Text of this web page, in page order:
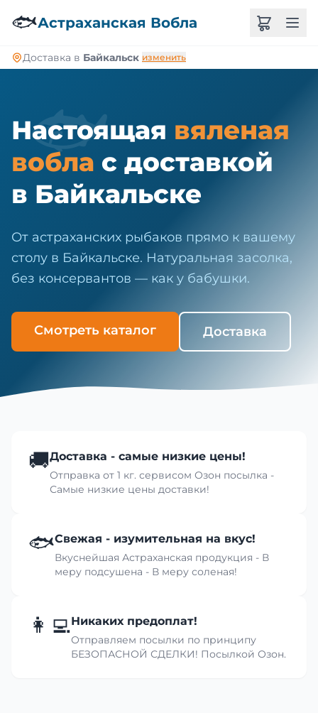
🐟Астраханская Вобла
Доставка в Байкальск изменить
🐟
Настоящая вяленая
вобла с доставкой
в Байкальске
От астраханских рыбаков прямо к вашему
столу в Байкальске. Натуральная засолка,
без консервантов — как у бабушки.
Смотреть каталог Доставка
🚚Доставка - самые низкие цены!
Отправка от 1 кг. сервисом Озон посылка -
Самые низкие цены доставки!
🐟Свежая - изумительная на вкус!
Вкуснейшая Астраханская продукция - В
меру подсушена - В меру соленая!
👩‍💻Никаких предоплат!
Отправляем посылки по принципу
БЕЗОПАСНОЙ СДЕЛКИ! Посылкой Озон.